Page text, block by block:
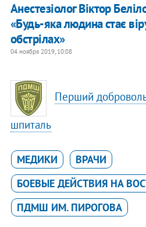
Анестезіолог Віктор
«Будь-яка людина стає
обстрілах»
04 ноября 2019, 10:08
Перший
шпиталь
МЕДИКИ
ВРАЧИ
БОЕВЫЕ ДЕЙСТВИЯ НА
ПДМШ ИМ. ПИРОГОВА